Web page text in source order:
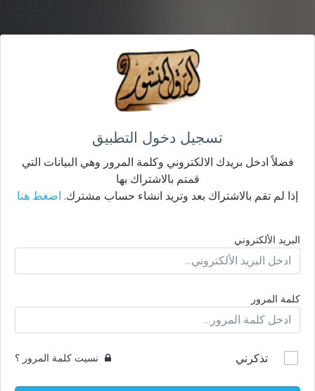
تسجيل دخول التطبيق
فضلاً ادخل بريدك الالكتروني وكلمة المرور وهي البيانات التي
قمتم بالاشتراك بها
إذا لم تقم بالاشتراك بعد وتريد انشاء حساب مشترك. اضغط هنا
البريد الألكتروني
كلمة المرور
تذكرني نسيت كلمة المرور ؟